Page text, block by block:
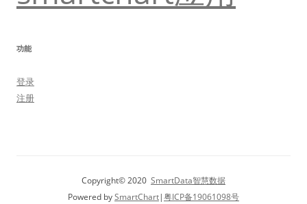
功能
登录
注册
Copyright© 2020 SmartData智慧数据
Powered bySmartChart|粤ICP备19061098号